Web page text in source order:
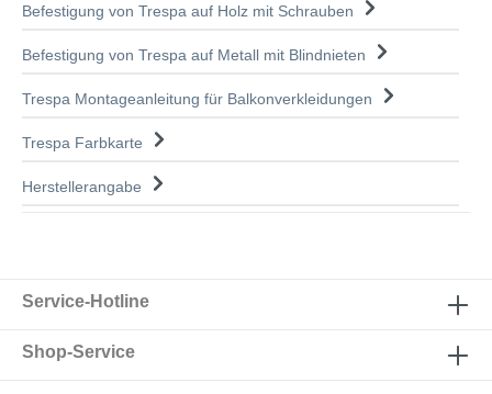
Befestigung von Trespa auf Holz mit Schrauben
Befestigung von Trespa auf Metall mit Blindnieten
Trespa Montageanleitung für Balkonverkleidungen
Trespa Farbkarte
Herstellerangabe
Service-Hotline
Shop-Service